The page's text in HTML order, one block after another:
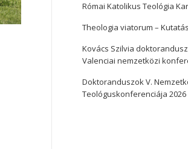
Római Katolikus Teológia
Theologia viatorum –
Kovács Szilvia
Valenciai nemzetközi
Doktoranduszok V.
Teológuskonferenciája 2026